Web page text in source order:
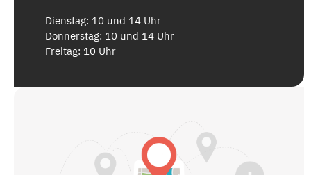
Dienstag: 10 und 14 Uhr
Donnerstag: 10 und 14 Uhr
Freitag: 10 Uhr